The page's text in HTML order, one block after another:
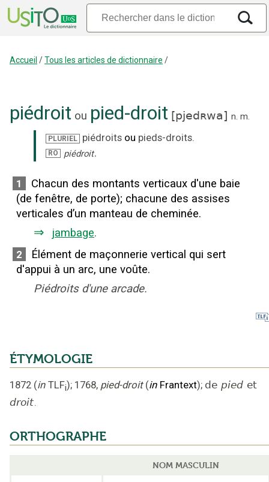
Accueil /Tous les articles de dictionnaire /
piédroit ou pied-droit [pjedʀwa] n. m.
PLURIEL piédroits ou pieds-droits.
RO piédroit.
1
Chacun des montants verticaux d'une baie
(de fenêtre, de porte); chacune des assises
verticales d’un manteau de cheminée.
⇒ jambage.
2
Élément de maçonnerie vertical qui sert
d'appui à un arc, une voûte.
Piédroits d'une arcade.
ÉTYMOLOGIE
1872 (in TLFi); 1768, pied-droit (in Frantext); de pied et
droit.
ORTHOGRAPHE
NOM MASCULIN